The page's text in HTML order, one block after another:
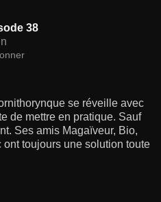
38
se réveille avec
de mettre en pratique. Sauf
Ses amis Magaïveur, Bio,
toujours une solution toute